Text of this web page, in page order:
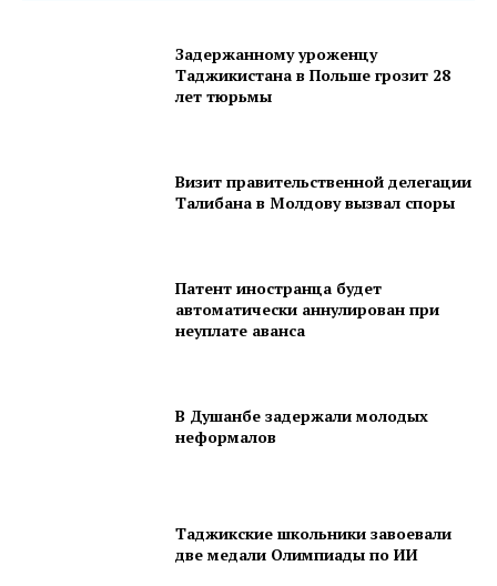
Задержанному уроженцу
Таджикистана в Польше грозит 28
лет тюрьмы
Визит правительственной делегации
Талибана в Молдову вызвал споры
Патент иностранца будет
автоматически аннулирован при
неуплате аванса
В Душанбе задержали молодых
неформалов
Таджикские школьники завоевали
две медали Олимпиады по ИИ